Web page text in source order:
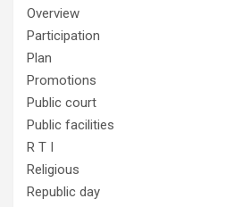
Overview
Participation
Plan
Promotions
Public court
Public facilities
R T I
Religious
Republic day